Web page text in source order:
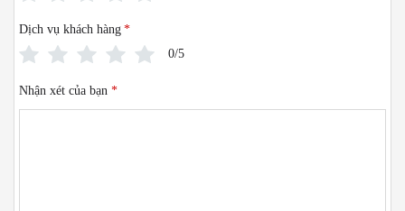
Dịch vụ khách hàng *
0/5
Nhận xét của bạn *